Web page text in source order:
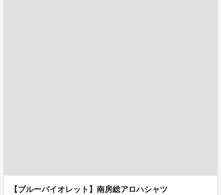
【ブルーバイオレット】南房総アロハシャツ